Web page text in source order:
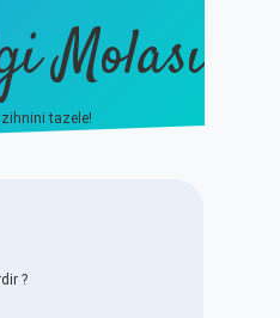
Molası
zihnini tazele!
?